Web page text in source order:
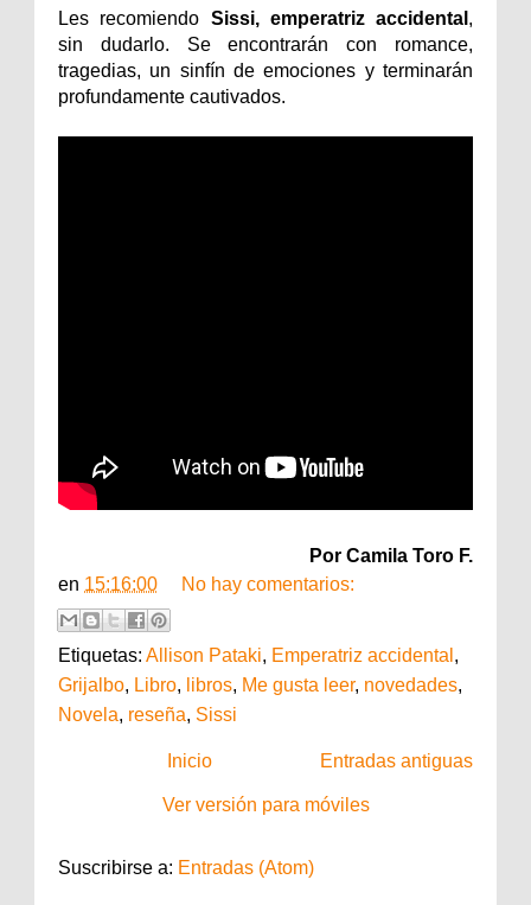
Les recomiendo Sissi, emperatriz accidental ,
sin dudarlo. Se encontrarán con romance,
tragedias, un sinfín de emociones y terminarán
profundamente cautivados.
Por Camila Toro F.
en 15:16:00 No hay comentarios:
Etiquetas: Allison Pataki, Emperatriz accidental ,
Grijalbo, Libro, libros, Me gusta leer, novedades,
Novela, reseña, Sissi
Entradas antiguas
Inicio
Ver versión para móviles
Suscribirse a: Entradas (Atom)